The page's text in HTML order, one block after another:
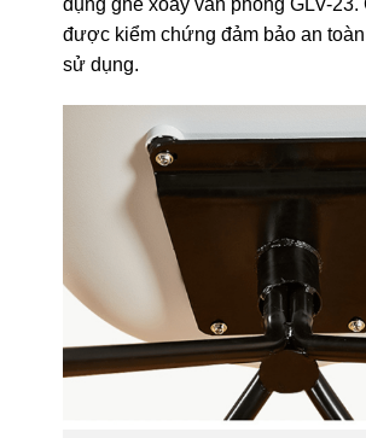
được kiểm chứng đảm bảo an
sử dụng.